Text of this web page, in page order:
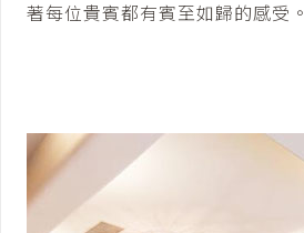
著每位貴賓都有賓至如歸的感受。